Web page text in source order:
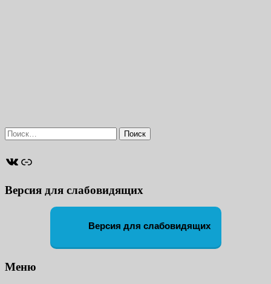
Найти:
ВКонтакте
Ссылка
Версия для слабовидящих
Версия для слабовидящих
Меню